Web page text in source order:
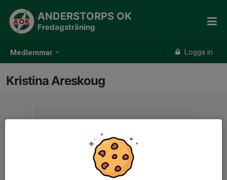
Medlemmar Logga in
ANDERSTORPS OK
Fredagsträning
Kristina Areskoug